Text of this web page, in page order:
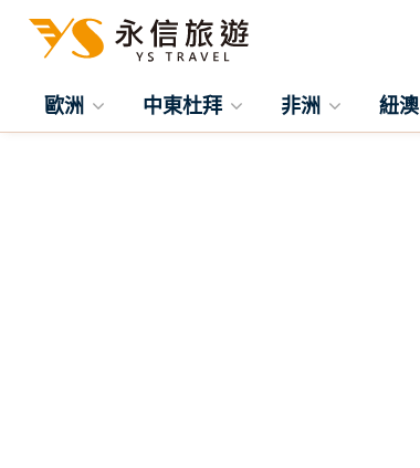
歐洲 中東杜拜 非洲 紐澳